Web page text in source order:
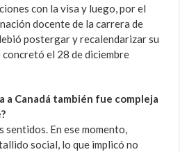
con la visa y luego, por el
docente de la carrera de
postergar y recalendarizar su
el 28 de diciembre
a Canadá también fue compleja
sentidos. En ese momento,
social, lo que implicó no